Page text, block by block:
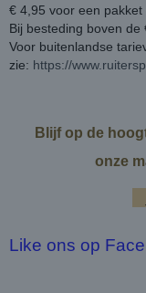
€ 4,95 voor een pakket
Bij besteding boven
Voor buitenlandse
zie: https://
Blijf op de
onze
Like ons op